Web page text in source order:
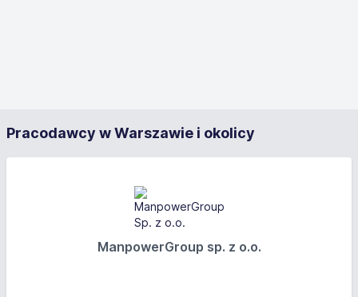
Pracodawcy w Warszawie i okolicy
ManpowerGroup sp. z o.o.